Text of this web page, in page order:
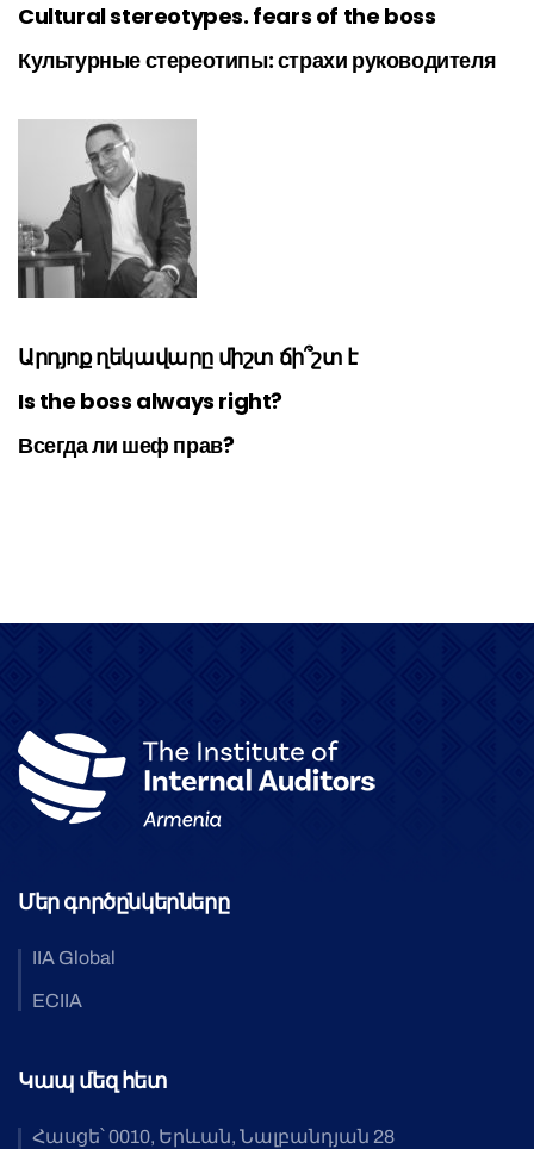
Cultural stereotypes. fears of the boss
Культурные стереотипы: страхи руководителя
Արդյոք ղեկավարը միշտ ճի՞շտ է
Is the boss always right?
Всегда ли шеф прав?
Մեր գործընկերները
IIA Global
ECIIA
Կապ մեզ հետ
Հասցե՝ 0010, Երևան, Նալբանդյան 28